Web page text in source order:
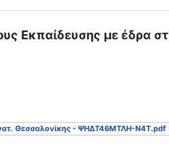
Εκπαίδευσης με έδρα
Θεσσαλονίκης - ΨΗΔΤ46ΜΤΛΗ-Ν4Τ.pdf